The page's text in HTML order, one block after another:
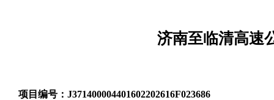
济南至临清高速
项目编号： J371400004401602202616F023686